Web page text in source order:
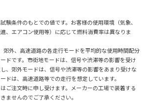
験条件のもとでの値です。お客様の使用環境（気象、
、エアコン使用等）に応じて燃料消費率は異なりま
郊外、高速道路の各走行モードを平均的な使用時間配分
ドです。市街地モードは、信号や渋滞等の影響を受け
、郊外モードは、信号や渋滞等の影響をあまり受けな
ドは、高速道路等での走行を想定しています。
ご注文時に申し受けます。メーカーの工場で装着する
ませんのでご了承ください。